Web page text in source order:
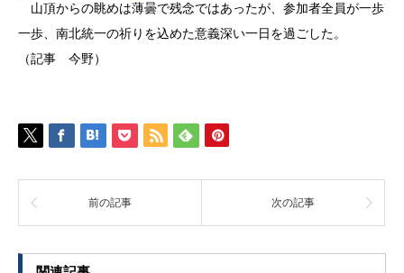
山頂からの眺めは薄曇で残念ではあったが、参加者全員が一歩
一歩、南北統一の祈りを込めた意義深い一日を過ごした。
（記事 今野）
前の記事 次の記事